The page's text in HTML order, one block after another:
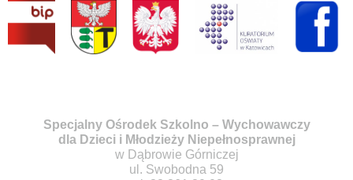
Specjalny Ośrodek Szkolno – Wychowawczy
dla Dzieci i Młodzieży Niepełnosprawnej
w Dąbrowie Górniczej
ul. Swobodna 59